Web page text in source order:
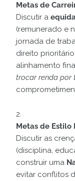
Metas de
Discutir a
(remunerado e
jornada de
direito
alinhamento
trocar renda por
Metas de Estilo
Discutir as
(disciplina,
construir uma
evitar conflitos